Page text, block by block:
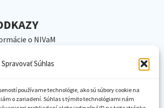
Spravovať Súhlas
používame technológie, ako sú súbory cookie na
o zariadení. Súhlas s týmito technológiami nám
o NIVaM